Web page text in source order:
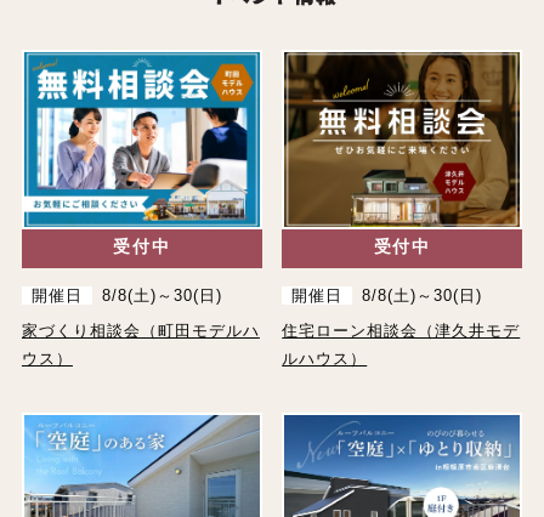
受付中
開催日
8/8(土)～30(日)
家づくり相談会（町田モデルハ
ウス）
受付中
開催日
8/8(土)～30(日)
住宅ローン相談会（津久井モデ
ルハウス）